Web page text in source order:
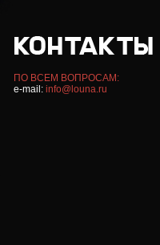
ПО ВСЕМ ВОПРОСАМ:
e-mail: info@louna.ru